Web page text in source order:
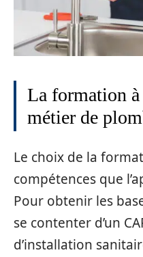
La formation
métier de
Le choix de la
compétences que
Pour obtenir les
se contenter d’un
d’installation